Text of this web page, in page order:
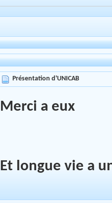
Présentation d'UNICAB
Merci a eux
Et longue vie a